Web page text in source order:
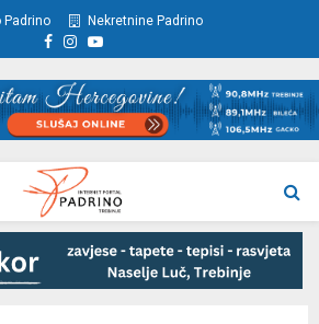
Padrino Nekretnine Padrino
Facebook
Instagram
Youtube